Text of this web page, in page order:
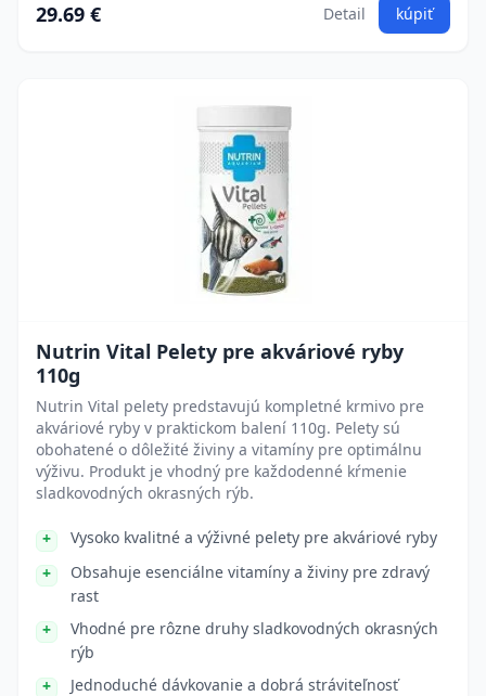
29.69 € Detail kúpiť
Nutrin Vital Pelety pre akváriové ryby
110g
Nutrin Vital pelety predstavujú kompletné krmivo pre
akváriové ryby v praktickom balení 110g. Pelety sú
obohatené o dôležité živiny a vitamíny pre optimálnu
výživu. Produkt je vhodný pre každodenné kŕmenie
sladkovodných okrasných rýb.
Vysoko kvalitné a výživné pelety pre akváriové ryby
Obsahuje esenciálne vitamíny a živiny pre zdravý
rast
Vhodné pre rôzne druhy sladkovodných okrasných
rýb
Jednoduché dávkovanie a dobrá stráviteľnosť